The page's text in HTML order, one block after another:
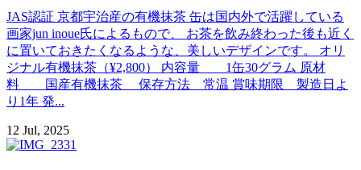
JAS認証 京都宇治産の有機抹茶 缶は国内外で活躍している
画家jun inoue氏によるもので、 お茶を飲み終わった後も近く
に置いておきたくなるような、美しいデザインです。 オリ
ジナル有機抹茶（¥2,800） 内容量 1缶30グラム 原材
料 国産有機抹茶 保存方法 常温 賞味期限 製造日よ
り1年 発...
12 Jul, 2025